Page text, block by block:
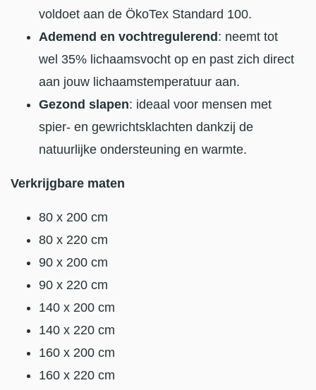
voldoet aan de ÖkoTex Standard 100.
Ademend en vochtregulerend : neemt tot
wel 35% lichaamsvocht op en past zich direct
aan jouw lichaamstemperatuur aan.
Gezond slapen: ideaal voor mensen met
spier- en gewrichtsklachten dankzij de
natuurlijke ondersteuning en warmte.
Verkrijgbare maten
80 x 200 cm
80 x 220 cm
90 x 200 cm
90 x 220 cm
140 x 200 cm
140 x 220 cm
160 x 200 cm
160 x 220 cm